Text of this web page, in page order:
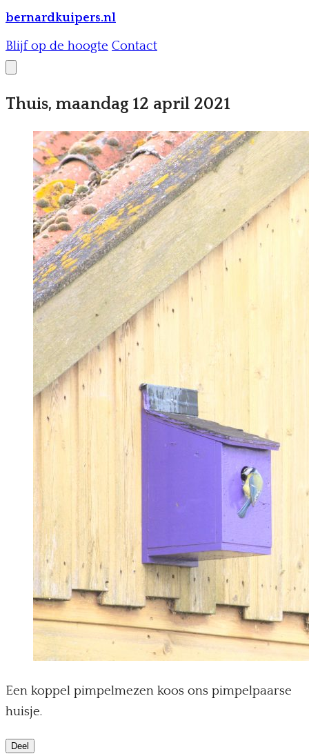
bernardkuipers.nl
Blijf op de hoogte Contact
Thuis, maandag 12 april 2021
Een koppel pimpelmezen koos ons pimpelpaarse
huisje.
Deel